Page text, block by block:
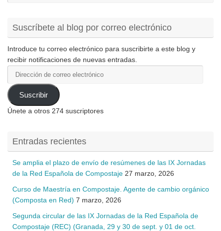
Suscríbete al blog por correo electrónico
Introduce tu correo electrónico para suscribirte a este blog y
recibir notificaciones de nuevas entradas.
correo
electrónico
Suscribir
Únete a otros 274 suscriptores
Entradas recientes
Se amplia el plazo de envío de resúmenes de las IX Jornadas
de la Red Española de Compostaje 27 marzo, 2026
Curso de Maestría en Compostaje. Agente de cambio orgánico
(Composta en Red) 7 marzo, 2026
Segunda circular de las IX Jornadas de la Red Española de
Compostaje (REC) (Granada, 29 y 30 de sept. y 01 de oct.